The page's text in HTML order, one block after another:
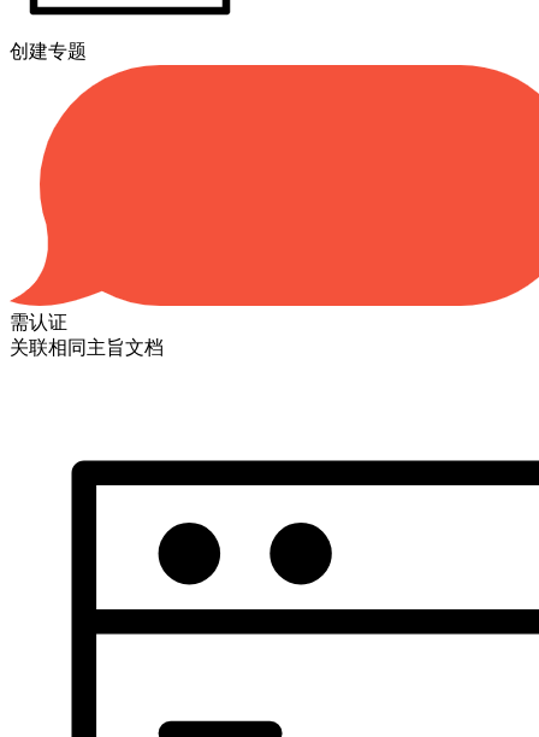
创建专题
需认证
关联相同主旨文档